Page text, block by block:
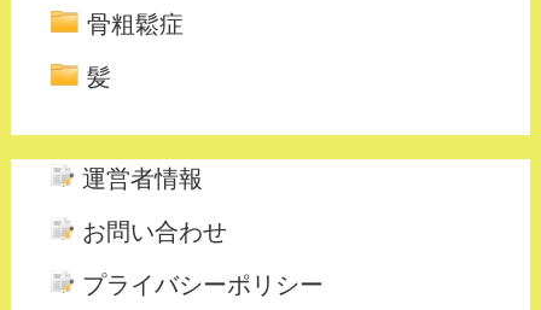
骨粗鬆症
髪
運営者情報
お問い合わせ
プライバシーポリシー